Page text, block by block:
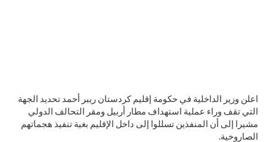
اعلن وزير الداخلية في حكومة إقليم كردستان ريبر أحمد تحديد الجهة
التي تقف وراء عملية استهداف مطار أربيل ومقر التحالف الدولي
مشيرا إلى أن المنفذين تسللوا إلى داخل الإقليم بغية تنفيذ هجماتهم
الصاروخية.